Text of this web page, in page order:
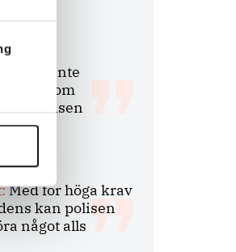
Det är inte
som
polisen
Med för höga krav
kan polisen
något alls